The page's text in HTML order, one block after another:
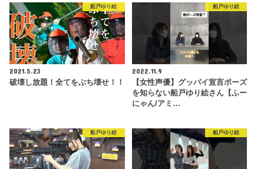
船戸ゆり絵
2021.5.23
破壊し放題！全てをぶち壊せ！！
船戸ゆり絵
2022.11.9
【女性声優】グッバイ宣言ポーズ
を知らない船戸ゆり絵さん【ふー
にゃん/アミ…
船戸ゆり絵 船戸ゆり絵